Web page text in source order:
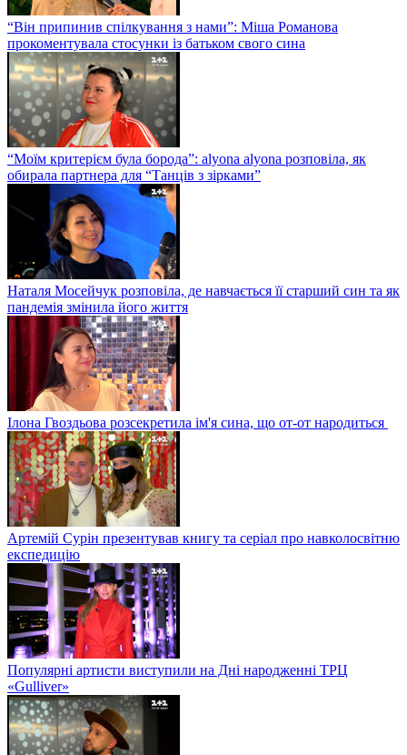
“Він припинив спілкування з нами”: Міша Романова
прокоментувала стосунки із батьком свого сина
“Моїм критерієм була борода”: alyona alyona розповіла, як
обирала партнера для “Танців з зірками”
Наталя Мосейчук розповіла, де навчається її старший син та як
пандемія змінила його життя
Ілона Гвоздьова розсекретила ім'я сина, що от-от народиться
Артемій Сурін презентував книгу та серіал про навколосвітню
експедицію
Популярні артисти виступили на Дні народженні ТРЦ
«Gulliver»